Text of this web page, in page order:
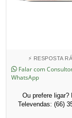
⚡ RESPOSTA
Falar com
WhatsApp
Ou prefere ligar?
Televendas: (66)